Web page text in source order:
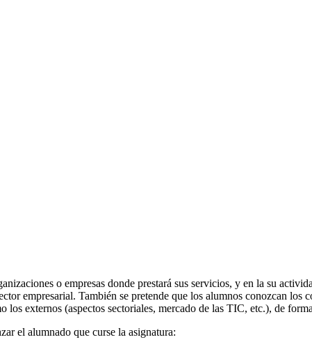
o empresas donde prestará sus servicios, y en la su
empresarial. También se pretende que los alumnos conozcan
los externos (aspectos sectoriales, mercado de las TIC, etc.), de
el alumnado que curse la asignatura: